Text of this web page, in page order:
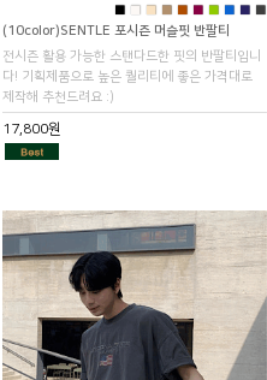
■ ■ ■ ■ ■ ■ ■ ■ ■ ■
(10color)SENTLE 포시즌 머슬핏 반팔티
전시즌 활용 가능한 스탠다드한 핏의 반팔티입니
다! 기획제품으로 높은 퀄리티에 좋은 가격대로
제작해 추천드려요 :)
17,800원